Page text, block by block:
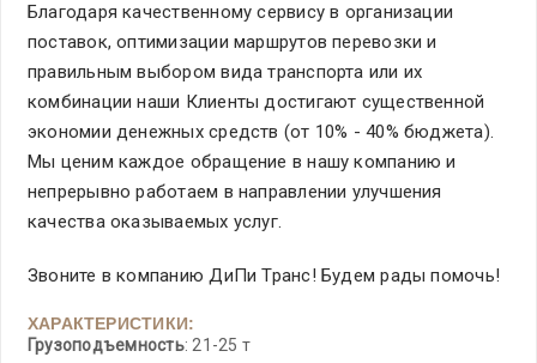
Благодаря качественному сервису в организации
поставок, оптимизации маршрутов перевозки и
правильным выбором вида транспорта или их
комбинации наши Клиенты достигают существенной
экономии денежных средств (от 10% - 40% бюджета).
Мы ценим каждое обращение в нашу компанию и
непрерывно работаем в направлении улучшения
качества оказываемых услуг.
Звоните в компанию ДиПи Транс! Будем рады помочь!
ХАРАКТЕРИСТИКИ:
Грузоподъемность: 21-25 т